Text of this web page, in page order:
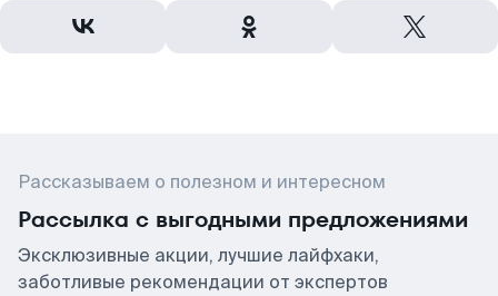
Рассказываем о полезном и интересном
Рассылка с выгодными предложениями
Эксклюзивные акции, лучшие лайфхаки,
заботливые рекомендации от экспертов